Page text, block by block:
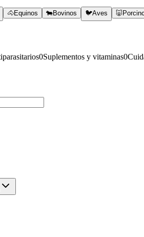
🐴Equinos 🐄Bovinos 🐦Aves 🐷
0Suplementos y vitaminas0